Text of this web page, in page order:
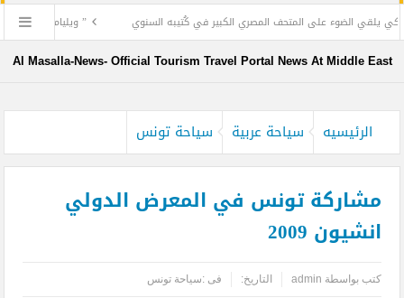
على المتحف المصري الكبير في كُتيبه السنوي ” ويليام بولتون سميث ”
Al Masalla-News- Official Tourism Travel Portal News At Middle East
الرئيسيه سياحة عربية سياحة تونس
مشاركة تونس في المعرض الدولي
انشيون 2009
كتب بواسطة admin التاريخ: فى :سياحة تونس